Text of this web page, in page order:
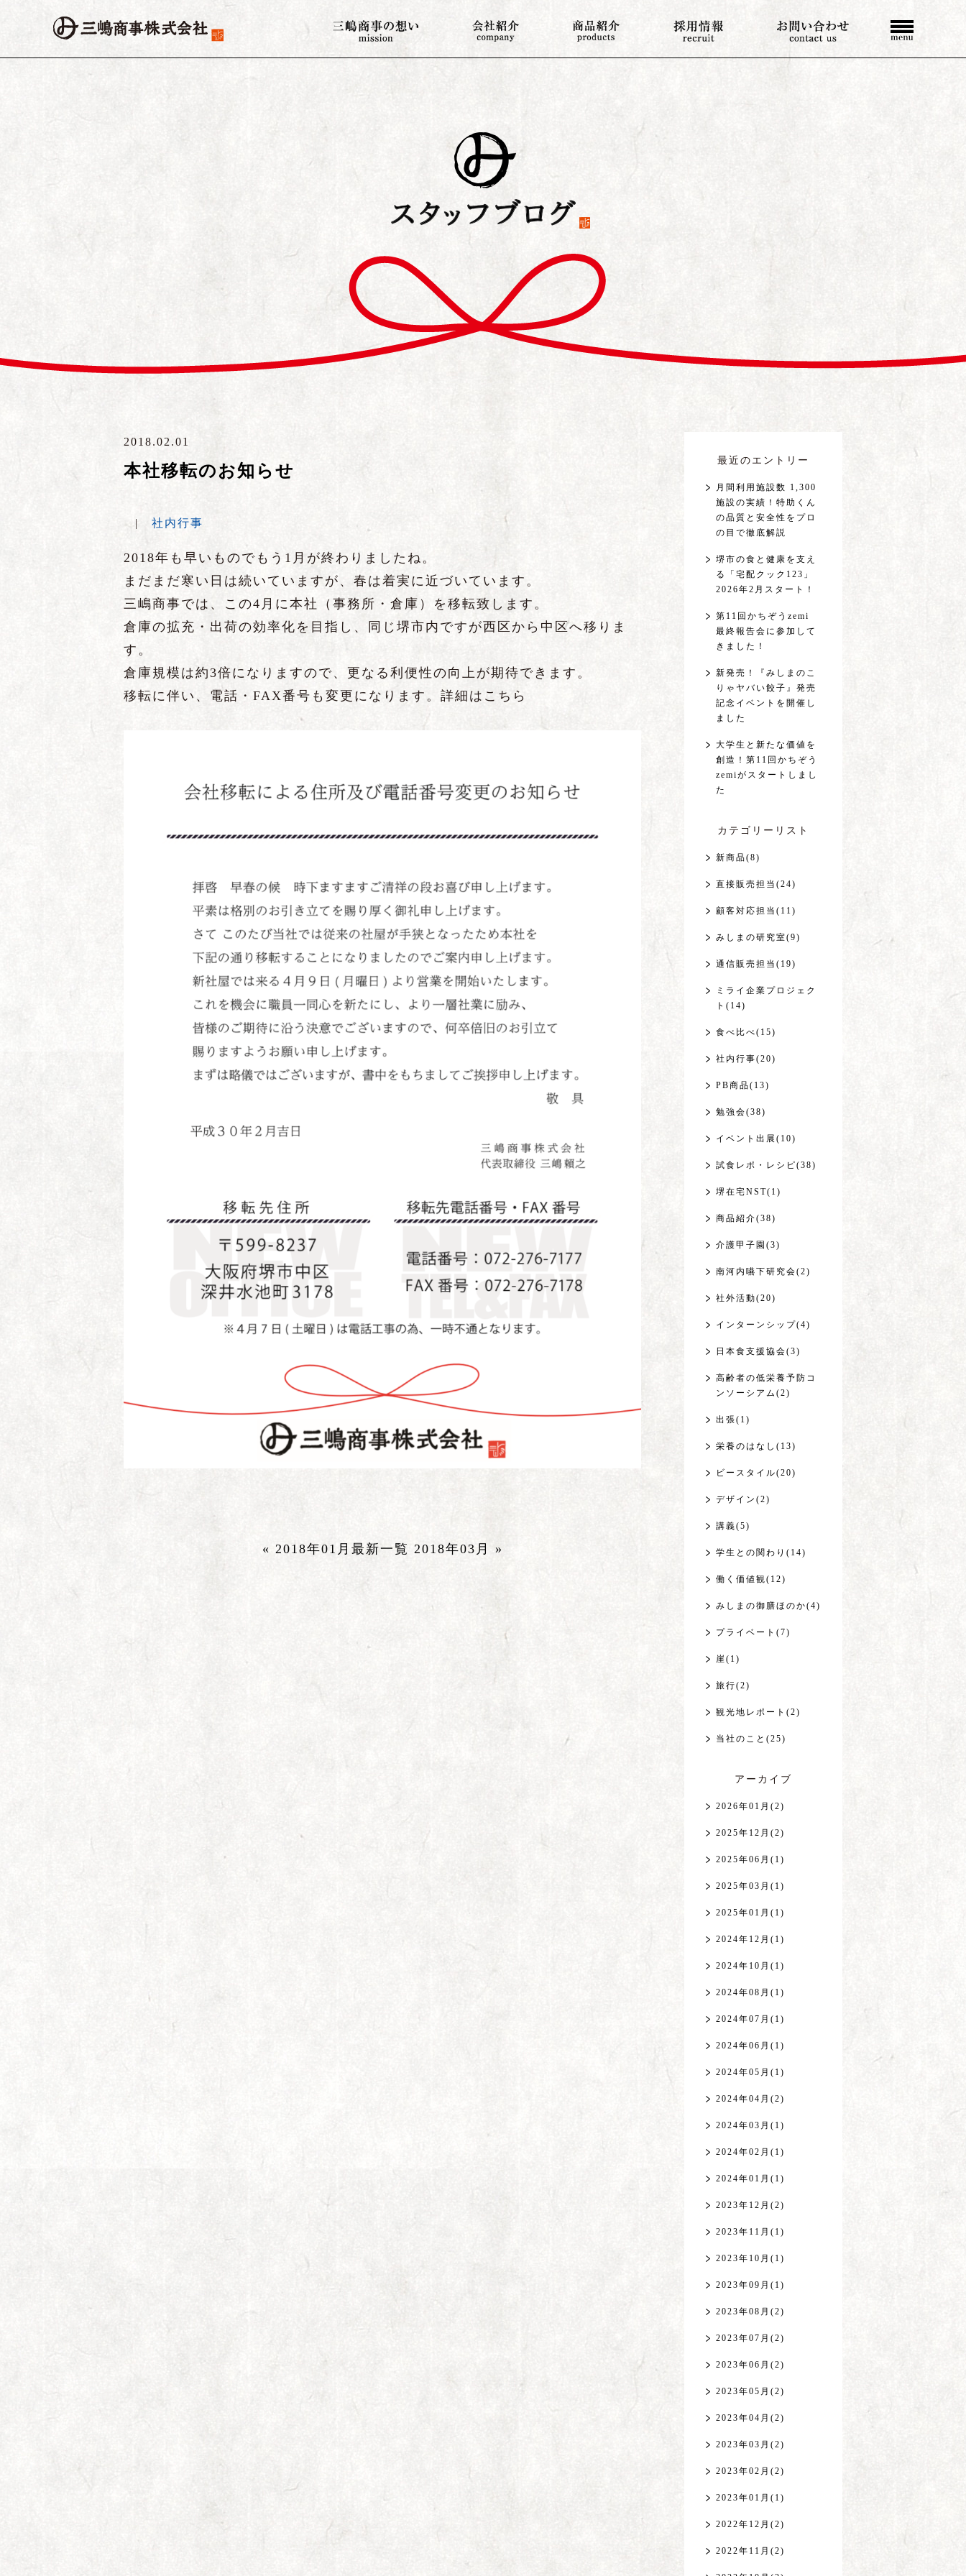
2018.02.01
本社移転のお知らせ
| 社内行事
2018年も早いものでもう1月が終わりましたね。
まだまだ寒い日は続いていますが、春は着実に近づいています。
三嶋商事では、この4月に本社（事務所・倉庫）を移転致します。
倉庫の拡充・出荷の効率化を目指し、同じ堺市内ですが西区から中区へ移りま
す。
倉庫規模は約3倍になりますので、更なる利便性の向上が期待できます。
移転に伴い、電話・FAX番号も変更になります。詳細はこちら
« 2018年01月 最新一覧 2018年03月 »
最近のエントリー
月間利用施設数 1,300
施設の実績！特助くん
の品質と安全性をプロ
の目で徹底解説
堺市の食と健康を支え
る「宅配クック123」
2026年2月スタート！
第11回かちぞうzemi
最終報告会に参加して
きました！
新発売！『みしまのこ
りゃヤバい餃子』発売
記念イベントを開催し
ました
大学生と新たな価値を
創造！第11回かちぞう
zemiがスタートしまし
た
カテゴリーリスト
新商品(8)
直接販売担当(24)
顧客対応担当(11)
みしまの研究室(9)
通信販売担当(19)
ミライ企業プロジェク
ト(14)
食べ比べ(15)
社内行事(20)
PB商品(13)
勉強会(38)
イベント出展(10)
試食レポ・レシピ(38)
堺在宅NST(1)
商品紹介(38)
介護甲子園(3)
南河内嚥下研究会(2)
社外活動(20)
インターンシップ(4)
日本食支援協会(3)
高齢者の低栄養予防コ
ンソーシアム(2)
出張(1)
栄養のはなし(13)
ビースタイル(20)
デザイン(2)
講義(5)
学生との関わり(14)
働く価値観(12)
みしまの御膳ほのか(4)
プライベート(7)
崖(1)
旅行(2)
観光地レポート(2)
当社のこと(25)
アーカイブ
2026年01月(2)
2025年12月(2)
2025年06月(1)
2025年03月(1)
2025年01月(1)
2024年12月(1)
2024年10月(1)
2024年08月(1)
2024年07月(1)
2024年06月(1)
2024年05月(1)
2024年04月(2)
2024年03月(1)
2024年02月(1)
2024年01月(1)
2023年12月(2)
2023年11月(1)
2023年10月(1)
2023年09月(1)
2023年08月(2)
2023年07月(2)
2023年06月(2)
2023年05月(2)
2023年04月(2)
2023年03月(2)
2023年02月(2)
2023年01月(1)
2022年12月(2)
2022年11月(2)